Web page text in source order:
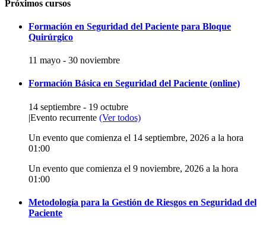
Próximos cursos
Formación en Seguridad del Paciente para Bloque
Quirúrgico
11 mayo - 30 noviembre
Formación Básica en Seguridad del Paciente (online)
14 septiembre - 19 octubre
|Evento recurrente (Ver todos)
Un evento que comienza el 14 septiembre, 2026 a la hora
01:00
Un evento que comienza el 9 noviembre, 2026 a la hora
01:00
Metodología para la Gestión de Riesgos en Seguridad del
Paciente